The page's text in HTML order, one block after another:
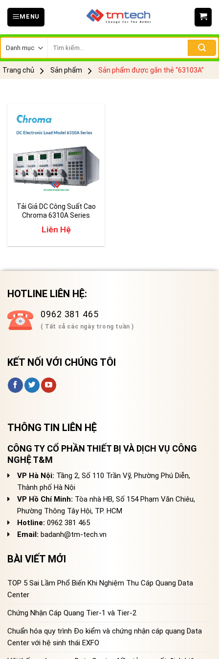
Skip
MENU
kiếm:
Trang chủ Sản phẩm Sản phẩm được gắn thẻ “63103A”
Tải Giả DC Công Suất Cao
Chroma 6310A Series
Liên Hệ
HOTLINE LIÊN HỆ:
0962 381 465
( Tất cả các ngày trong tuần )
KẾT NỐI VỚI CHÚNG TÔI
THÔNG TIN LIÊN HỆ
CÔNG TY CỔ PHẦN THIẾT BỊ VÀ DỊCH VỤ CÔNG
NGHỆ T&M
VP Hà Nội: Tầng 2, Số 110 Trần Vỹ, Phường Phú Diễn,
Thành phố Hà Nội
VP Hồ Chí Minh: Tòa nhà HB, Số 154 Phạm Văn Chiêu,
Phường Thông Tây Hội, TP. HCM
Hotline: 0962 381 465
Email: badanh@tm-tech.vn
BÀI VIẾT MỚI
TOP 5 Sai Lầm Phổ Biến Khi Nghiệm Thu Cáp Quang Data
Center
Chứng Nhận Cáp Quang Tier-1 và Tier-2
Chuẩn hóa quy trình Đo kiểm và chứng nhận cáp quang Data
Center với hệ sinh thái EXFO